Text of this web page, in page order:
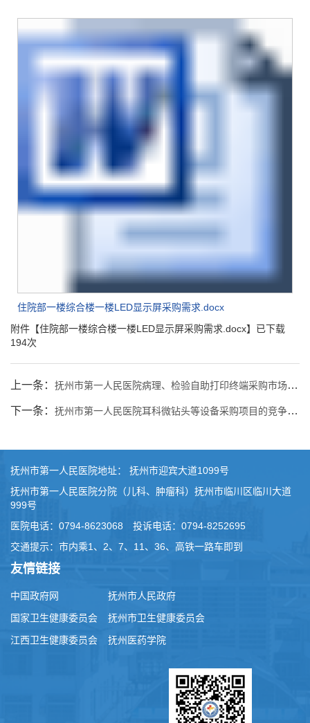
住院部一楼综合楼一楼LED显示屏采购需求.docx
附件【住院部一楼综合楼一楼LED显示屏采购需求.docx】已下载
194次
上一条： 抚州市第一人民医院病理、检验自助打印终端采购市场调研询价公告
下一条： 抚州市第一人民医院耳科微钻头等设备采购项目的竞争性谈判结果公示
抚州市第一人民医院地址： 抚州市迎宾大道1099号
抚州市第一人民医院分院（儿科、肿瘤科）抚州市临川区临川大道
999号
医院电话：0794-8623068 投诉电话：0794-8252695
交通提示：市内乘1、2、7、11、36、高铁一路车即到
友情链接
中国政府网
国家卫生健康委员会
江西卫生健康委员会
抚州市人民政府
抚州市卫生健康委员会
抚州医药学院